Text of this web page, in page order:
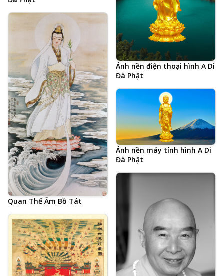
Ảnh nền điện thoại hình A Di
Đà Phật
Quan Thế Âm Bồ Tát
Ảnh nền máy tính hình A Di
Đà Phật